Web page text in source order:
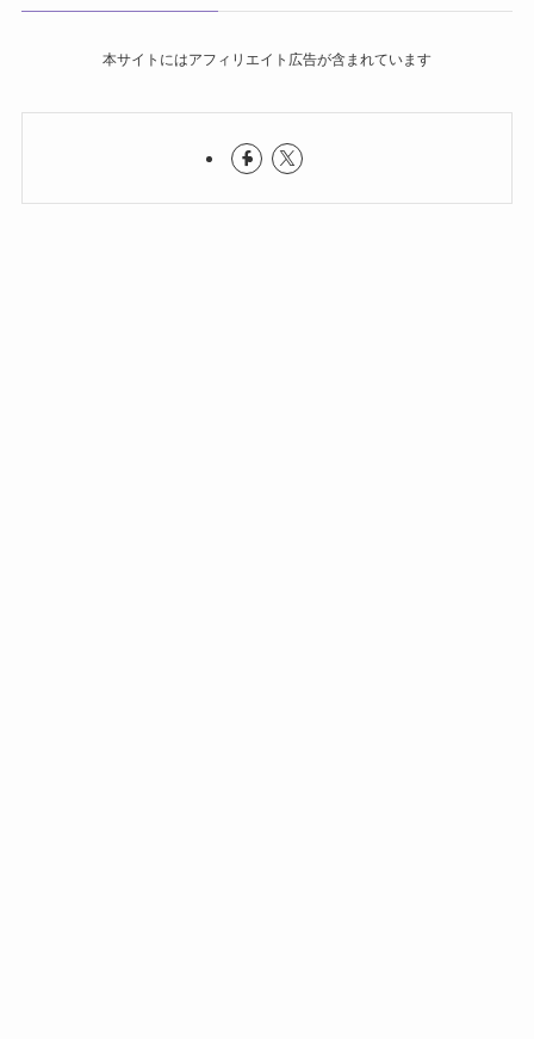
本サイトにはアフィリエイト広告が含まれています